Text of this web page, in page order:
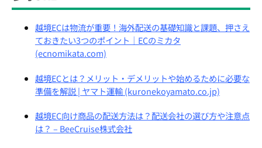
越境ECは物流が重要！海外配送の基礎知識と課題、押さえ
ておきたい3つのポイント｜ECのミカタ
(ecnomikata.com)
越境ECとは？メリット・デメリットや始めるために必要な
準備を解説 | ヤマト運輸 (kuronekoyamato.co.jp)
越境EC向け商品の配送方法は？配送会社の選び方や注意点
は？ – BeeCruise株式会社